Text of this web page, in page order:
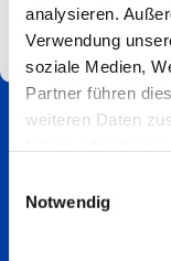
analysieren.
Verwendung
soziale Medien,
Partner führen
weiteren Daten
Notwendig